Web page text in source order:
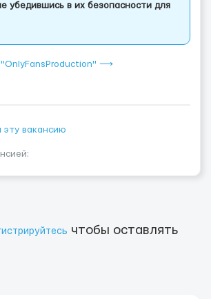
убедившись в их безопасности для
"OnlyFansProduction" ⟶
эту вакансию
чтобы оставлять